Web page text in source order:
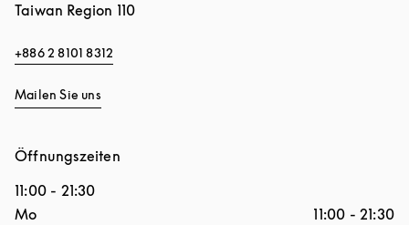
Taiwan Region 110
+886 2 8101 8312
Mailen Sie uns
Öffnungszeiten
11:00 - 21:30
Wochentag
Mo 11:00 - 21:30